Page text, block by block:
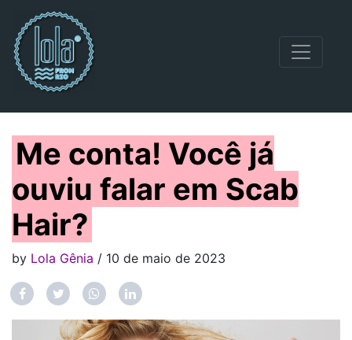
Navegação principal
Me conta! Você já
ouviu falar em Scab
Hair?
by Lola Gênia / 10 de maio de 2023